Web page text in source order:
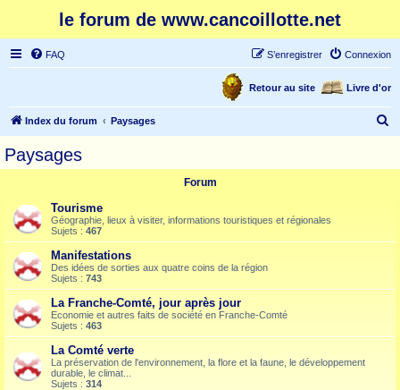
le forum de www.cancoillotte.net
FAQ Connexion
S’enregistrer
Livre d'or
Retour au site
Index du forum Paysages
e
Paysages
Forum
Tourisme
Géographie, lieux à visiter, informations touristiques et régionales
Sujets : 467
Manifestations
Des idées de sorties aux quatre coins de la région
Sujets : 743
La Franche-Comté, jour après jour
Economie et autres faits de société en Franche-Comté
Sujets : 463
La Comté verte
La préservation de l'environnement, la flore et la faune, le développement
durable, le climat...
Sujets : 314